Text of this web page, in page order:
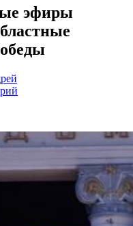
эфиры